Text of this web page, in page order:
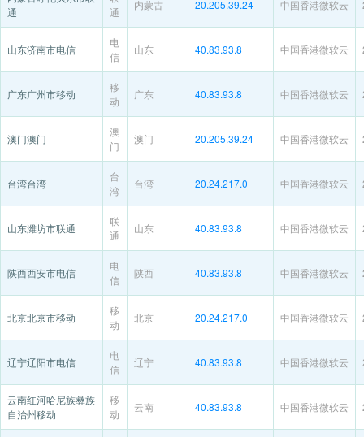
通
通
内蒙古 20.205.39.24 中国香港微软云
山东济南市电信
电
信
山东 40.83.93.8 中国香港微软云
广东广州市移动
移
动
广东 40.83.93.8 中国香港微软云
澳门澳门
澳
门
澳门 20.205.39.24 中国香港微软云
台湾台湾
台
湾
台湾 20.24.217.0 中国香港微软云
山东潍坊市联通
联
通
山东 40.83.93.8 中国香港微软云
陕西西安市电信
电
信
陕西 40.83.93.8 中国香港微软云
北京北京市移动
移
动
北京 20.24.217.0 中国香港微软云
辽宁辽阳市电信
电
信
辽宁 40.83.93.8 中国香港微软云
云南红河哈尼族彝族
自治州移动
移
动
云南 40.83.93.8 中国香港微软云